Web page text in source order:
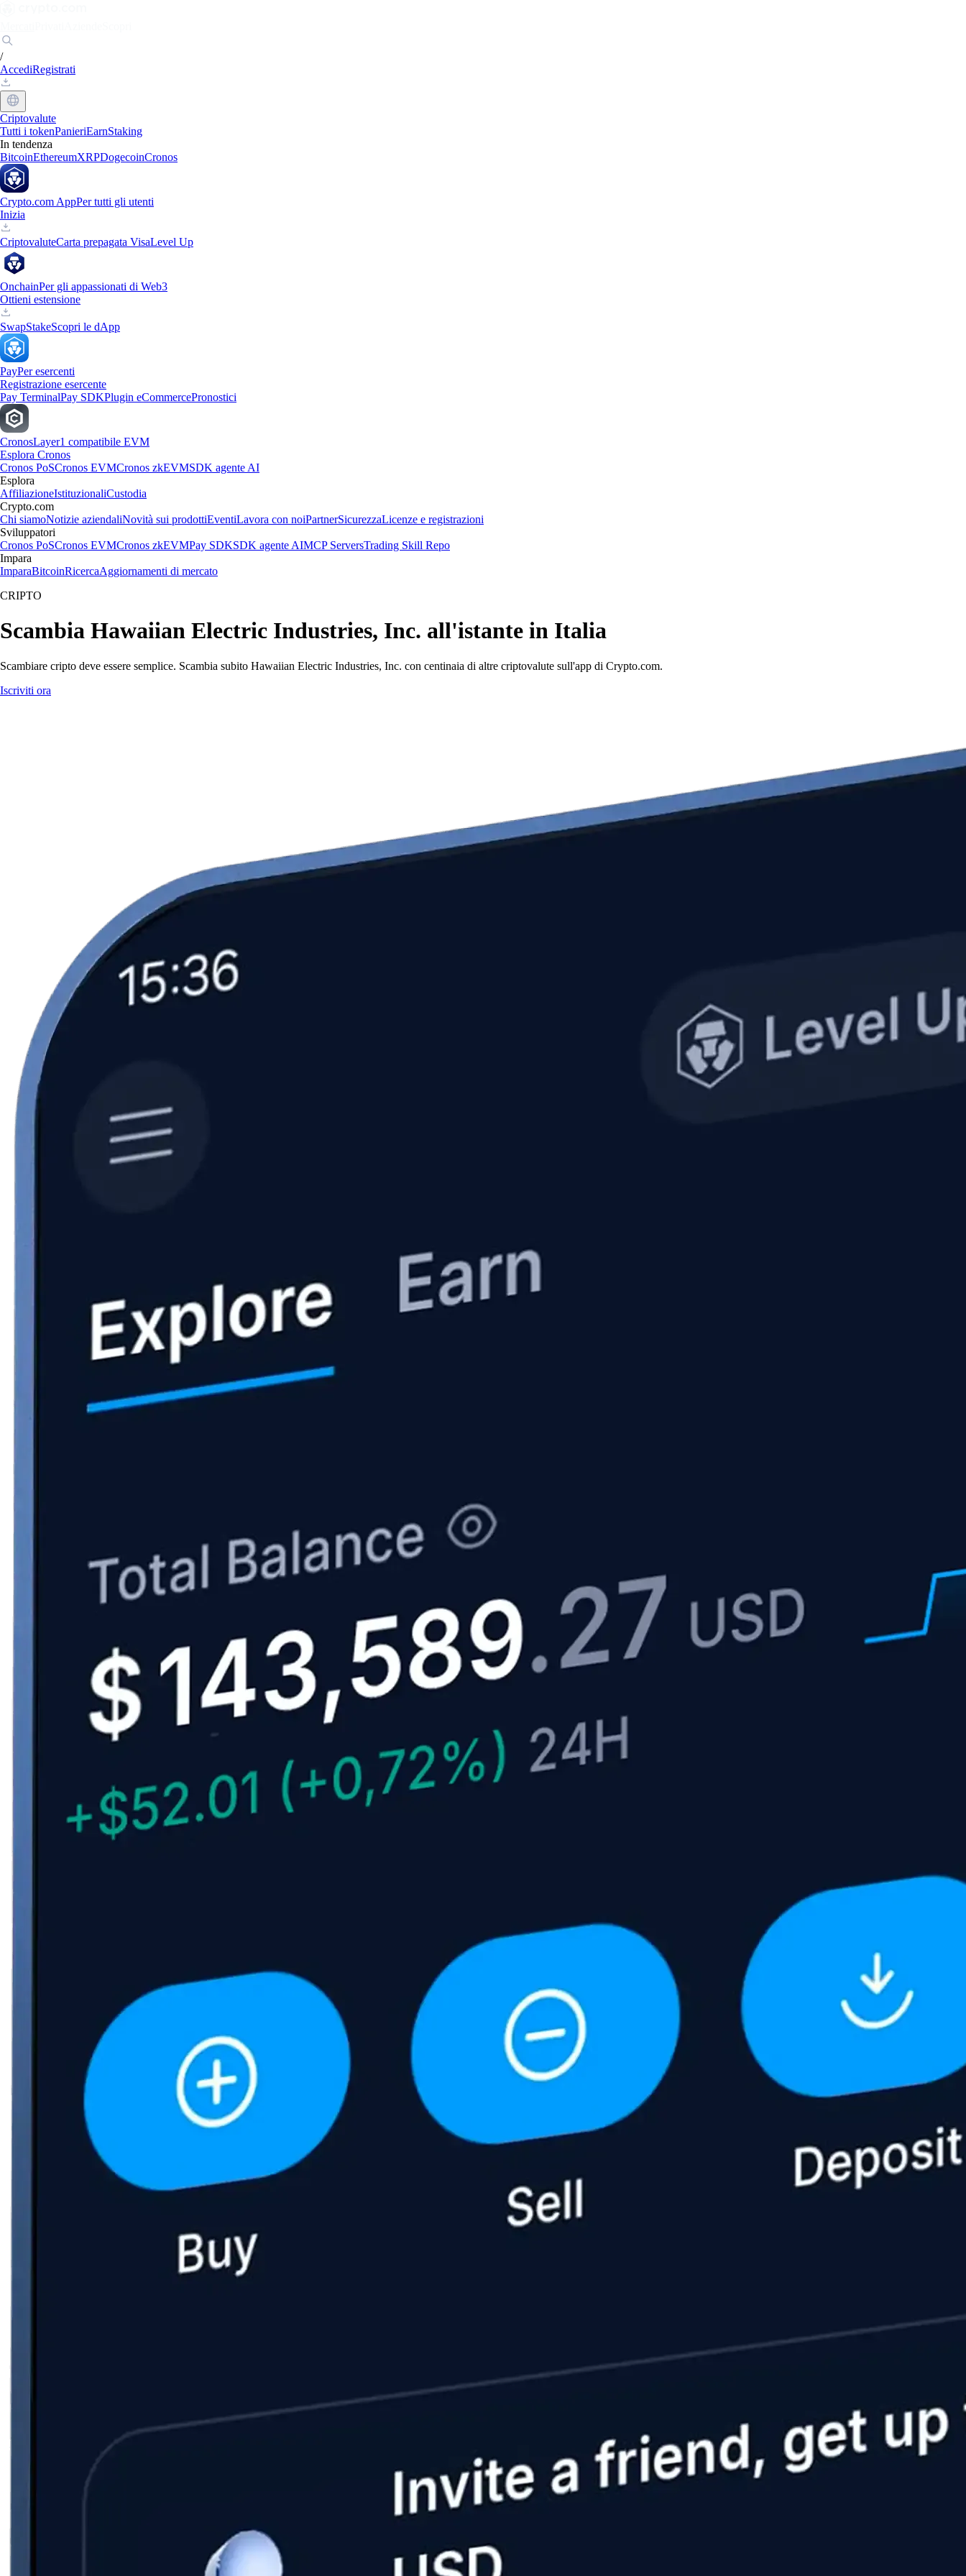
/
AccediRegistrati
Criptovalute
Tutti i tokenPanieriEarnStaking
In tendenza
BitcoinEthereumXRPDogecoinCronos
Crypto.com AppPer tutti gli utenti
Inizia
CriptovaluteCarta prepagata VisaLevel Up
OnchainPer gli appassionati di Web3
Ottieni estensione
SwapStakeScopri le dApp
PayPer esercenti
Registrazione esercente
Pay TerminalPay SDKPlugin eCommercePronostici
CronosLayer1 compatibile EVM
Esplora Cronos
Cronos PoSCronos EVMCronos zkEVMSDK agente AI
Esplora
AffiliazioneIstituzionaliCustodia
Crypto.com
Chi siamoNotizie aziendaliNovità sui prodottiEventiLavora con noiPartnerSicurezzaLicenze e registrazioni
Sviluppatori
Cronos PoSCronos EVMCronos zkEVMPay SDKSDK agente AIMCP ServersTrading Skill Repo
Impara
ImparaBitcoinRicercaAggiornamenti di mercato
CRIPTO
Scambia Hawaiian Electric Industries, Inc. all'istante in Italia
Scambiare cripto deve essere semplice. Scambia subito Hawaiian Electric Industries, Inc. con centinaia di altre criptovalute sull'app di Crypto.com.
Iscriviti ora